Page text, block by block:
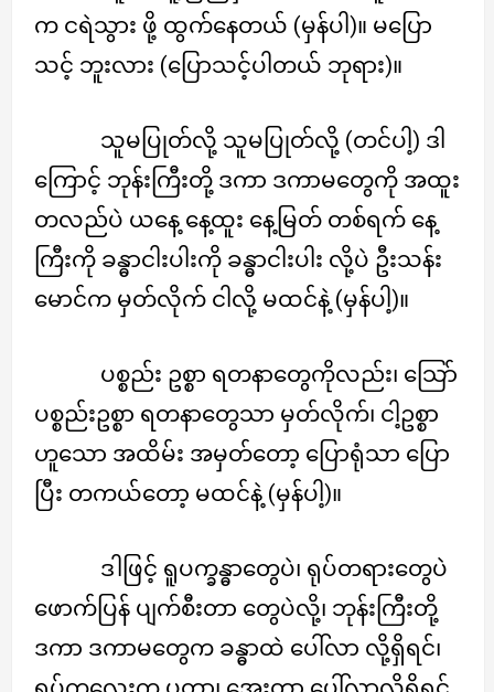
က ငရဲသွား ဖို့ ထွက်နေတယ် (မှန်ပါ)။ မပြော
သင့် ဘူးလား (ပြောသင့်ပါတယ် ဘုရား)။
သူမပြုတ်လို့ သူမပြုတ်လို့ (တင်ပါ့) ဒါ
ကြောင့် ဘုန်းကြီးတို့ ဒကာ ဒကာမတွေကို အထူး
တလည်ပဲ ယနေ့ နေ့ထူး နေ့မြတ် တစ်ရက် နေ့
ကြီးကို ခန္ဓာငါးပါးကို ခန္ဓာငါးပါး လို့ပဲ ဦးသန်း
မောင်က မှတ်လိုက် ငါလို့ မထင်နဲ့ (မှန်ပါ့)။
ပစ္စည်း ဥစ္စာ ရတနာတွေကိုလည်း၊ သြော်
ပစ္စည်းဥစ္စာ ရတနာတွေသာ မှတ်လိုက်၊ ငါ့ဥစ္စာ
ဟူသော အထိမ်း အမှတ်တော့ ပြောရုံသာ ပြော
ပြီး တကယ်တော့ မထင်နဲ့ (မှန်ပါ့)။
ဒါဖြင့် ရူပက္ခန္ဓာတွေပဲ၊ ရုပ်တရားတွေပဲ
ဖောက်ပြန် ပျက်စီးတာ တွေပဲလို့၊ ဘုန်းကြီးတို့
ဒကာ ဒကာမတွေက ခန္ဓာထဲ ပေါ်လာ လို့ရှိရင်၊